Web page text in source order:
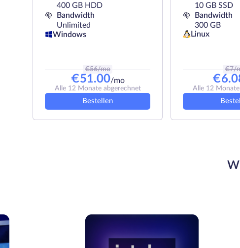
400 GB HDD
Bandwidth
Unlimited
Windows
€56/mo
€51.00/mo
Alle 12 Monate abgerechnet
Bestellen
10 GB SSD
Bandwidth
300 GB
Linux
€7/
€
Alle 12